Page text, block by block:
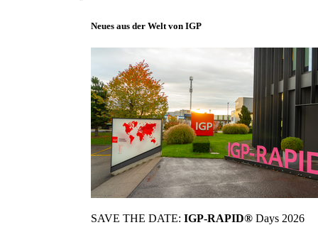
Neues aus der Welt von IGP
SAVE THE DATE: IGP-RAPID® Days 2026